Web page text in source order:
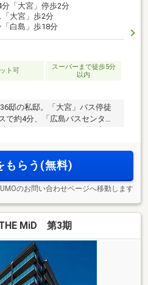
分「大宮」停歩2分
大宮」歩2分
白島」歩18分
ト可
スーパーまで徒歩5分
以内
邸の私邸。「大宮」バス停徒
で約4分、「広島バスセンタ
向きのZEH-M oriented 認定マ
もらう(無料)
のお問い合わせページへ移動します
MiD 第3期